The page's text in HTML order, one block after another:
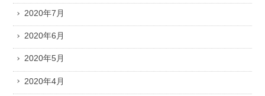
2020年7月
2020年6月
2020年5月
2020年4月